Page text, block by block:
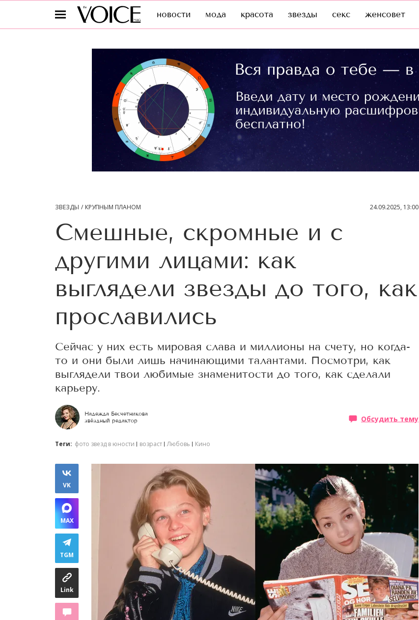
новости мода красота звезды секс женсовет
ЗВЕЗДЫ КРУПНЫМ ПЛАНОМ 24.09.2025, 13:00
Смешные, скромные и c
другими лицами: как
выглядели звезды до того, как
прославились
Сейчас у них есть мировая слава и миллионы на счету, но когда-
то и они были лишь начинающими талантами. Посмотри, как
выглядели твои любимые знаменитости до того, как сделали
карьеру.
Надежда Бесчетникова
звёздный редактор
Обсудить тему
Теги: фото звезд в юности возраст Любовь Кино
VK
MAX
TGM
Link